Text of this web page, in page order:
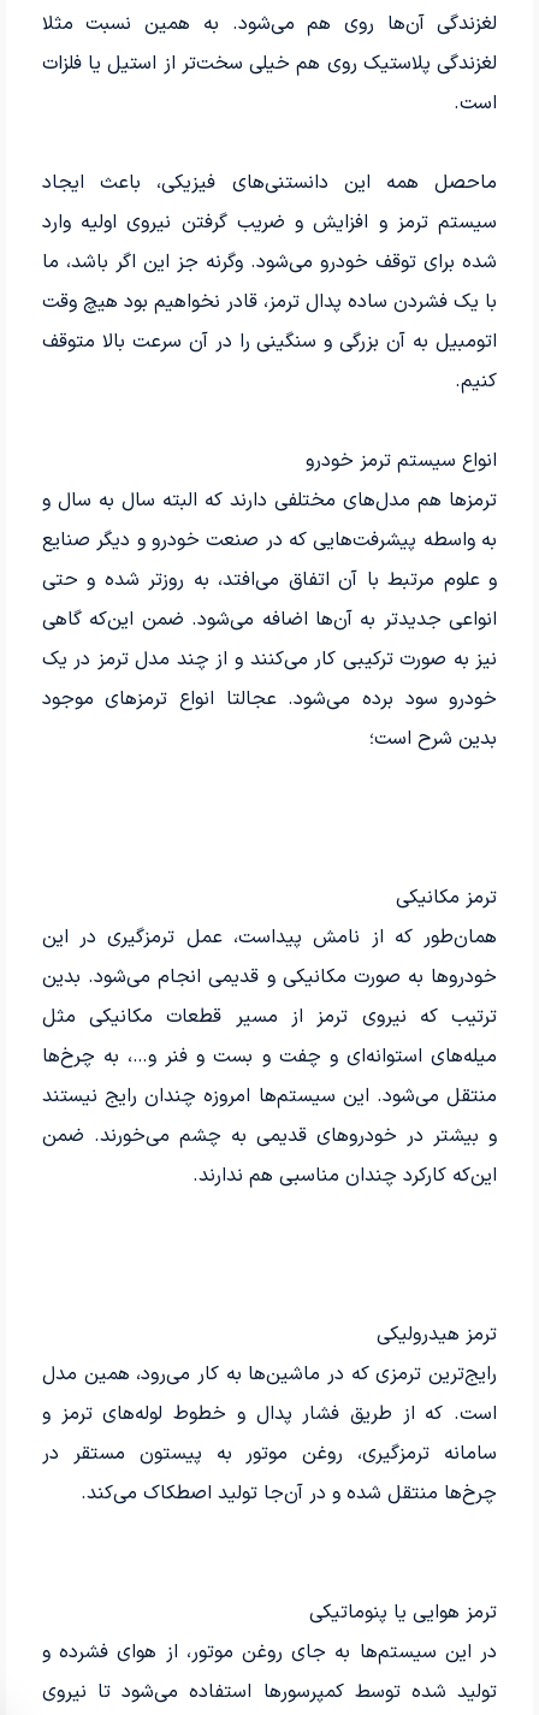
لغزندگی آن‌ها روی هم می‌شود. به همین نسبت مثلا
لغزندگی پلاستیک روی هم خیلی سخت‌تر از استیل یا فلزات
است.
ماحصل همه این دانستنی‌های فیزیکی، باعث ایجاد
سیستم ترمز و افزایش و ضریب گرفتن نیروی اولیه وارد
شده برای توقف خودرو می‌شود. وگرنه جز این اگر باشد، ما
با یک فشردن ساده پدال ترمز، قادر نخواهیم بود هیچ وقت
اتومبیل به آن بزرگی و سنگینی را در آن سرعت بالا متوقف
کنیم.
انواع سیستم ترمز خودرو
ترمزها هم مدل‌های مختلفی دارند که البته سال به سال و
به واسطه پیشرفت‌هایی که در صنعت خودرو و دیگر صنایع
و علوم مرتبط با آن اتفاق می‌افتد، به روزتر شده و حتی
انواعی جدیدتر به آن‌ها اضافه می‌شود. ضمن این‌که گاهی
نیز به صورت ترکیبی کار می‌کنند و از چند مدل ترمز در یک
خودرو سود برده می‌شود. عجالتا انواع ترمزهای موجود
بدین شرح است؛
ترمز مکانیکی
همان‌طور که از نامش پیداست، عمل ترمزگیری در این
خودروها به صورت مکانیکی و قدیمی انجام می‌شود. بدین
ترتیب که نیروی ترمز از مسیر قطعات مکانیکی مثل
میله‌های استوانه‌ای و چفت و بست و فنر و…، به چرخ‌ها
منتقل می‌شود. این سیستم‌ها امروزه چندان رایج نیستند
و بیشتر در خودروهای قدیمی به چشم می‌خورند. ضمن
این‌که کارکرد چندان مناسبی هم ندارند.
ترمز هیدرولیکی
رایج‌ترین ترمزی که در ماشین‌ها به کار می‌رود، همین مدل
است. که از طریق فشار پدال و خطوط لوله‌های ترمز و
سامانه ترمزگیری، روغن موتور به پیستون مستقر در
چرخ‌ها منتقل شده و در آن‌جا تولید اصطکاک می‌کند.
ترمز هوایی یا پنوماتیکی
در این سیستم‌ها به جای روغن موتور، از هوای فشرده و
تولید شده توسط کمپرسورها استفاده می‌شود تا نیروی